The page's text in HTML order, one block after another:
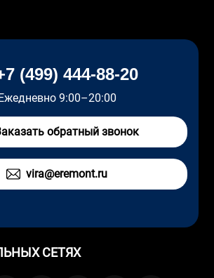
(499) 444-88-20
9:00–20:00
обратный звонок
vira@eremont.ru
СЕТЯХ